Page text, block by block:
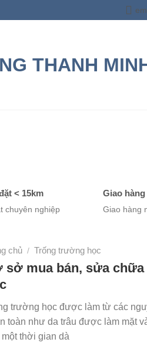
< 15km
chuyên nghiệp
Giao
Giao hàng
chủ / Trống trường học
sở mua bán, sửa
trường học được làm từ các
toàn như da trâu được làm mặt
một thời gian dà